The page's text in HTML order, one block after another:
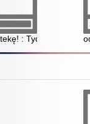
: Tydzień